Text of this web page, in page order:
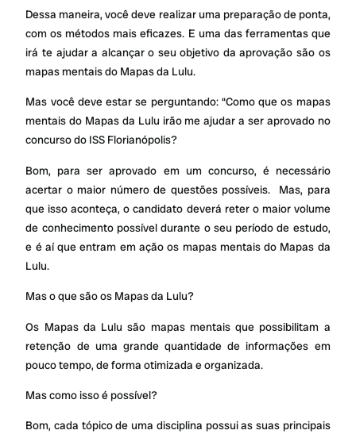
Dessa maneira, você deve realizar uma preparação de ponta,
com os métodos mais eficazes. E uma das ferramentas que
irá te ajudar a alcançar o seu objetivo da aprovação são os
mapas mentais do Mapas da Lulu.
Mas você deve estar se perguntando: “Como que os mapas
mentais do Mapas da Lulu irão me ajudar a ser aprovado no
concurso do ISS Florianópolis?
Bom, para ser aprovado em um concurso, é necessário
acertar o maior número de questões possíveis. Mas, para
que isso aconteça, o candidato deverá reter o maior volume
de conhecimento possível durante o seu período de estudo,
e é aí que entram em ação os mapas mentais do Mapas da
Lulu.
Mas o que são os Mapas da Lulu?
Os Mapas da Lulu são mapas mentais que possibilitam a
retenção de uma grande quantidade de informações em
pouco tempo, de forma otimizada e organizada.
Mas como isso é possível?
Bom, cada tópico de uma disciplina possui as suas principais